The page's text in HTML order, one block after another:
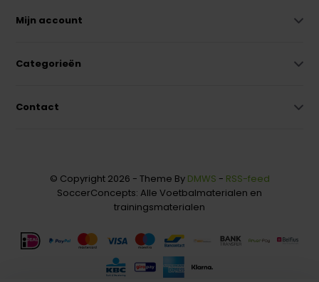
Mijn account
Categorieën
Contact
© Copyright 2026 - Theme By DMWS - RSS-feed
SoccerConcepts: Alle Voetbalmaterialen en
trainingsmaterialen